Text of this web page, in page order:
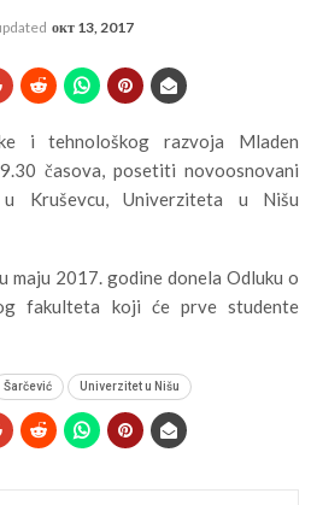
окт 13, 2017
i tehnološkog razvoja Mladen
časova, posetiti novoosnovani
Kruševcu, Univerziteta u Nišu
maju 2017. godine donela Odluku o
fakulteta koji će prve studente
Šarčević Univerzitet u Nišu